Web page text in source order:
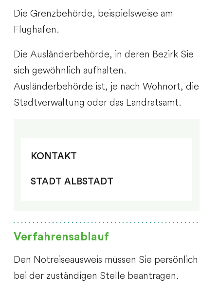
Die Grenzbehörde, beispielsweise am
Flughafen.
Die Ausländerbehörde, in deren Bezirk Sie
sich gewöhnlich aufhalten.
Ausländerbehörde ist, je nach Wohnort, die
Stadtverwaltung oder das Landratsamt.
KONTAKT
STADT ALBSTADT
Verfahrensablauf
Den Notreiseausweis müssen Sie persönlich
bei der zuständigen Stelle beantragen.